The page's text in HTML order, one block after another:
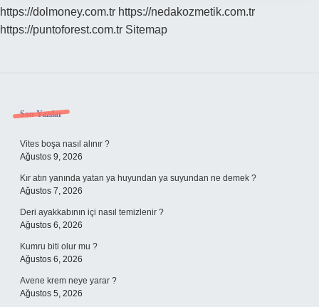
https://dolmoney.com.tr https://nedakozmetik.com.tr
https://puntoforest.com.tr Sitemap
Sidebar
Son Yazılar
Vites boşa nasıl alınır ?
Ağustos 9, 2026
Kır atın yanında yatan ya huyundan ya suyundan ne demek ?
Ağustos 7, 2026
Deri ayakkabının içi nasıl temizlenir ?
Ağustos 6, 2026
Kumru biti olur mu ?
Ağustos 6, 2026
Avene krem neye yarar ?
Ağustos 5, 2026